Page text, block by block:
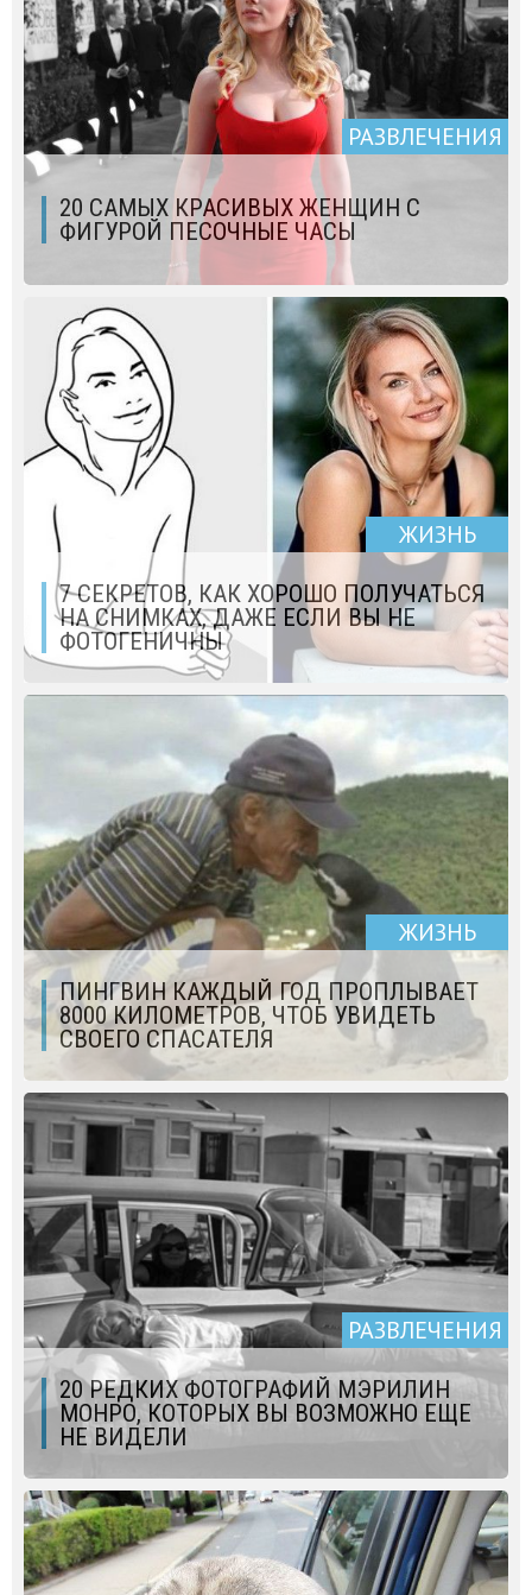
РАЗВЛЕЧЕНИЯ
20 САМЫХ КРАСИВЫХ ЖЕНЩИН С
ФИГУРОЙ ПЕСОЧНЫЕ ЧАСЫ
ЖИЗНЬ
7 СЕКРЕТОВ, КАК ХОРОШО ПОЛУЧАТЬСЯ
НА СНИМКАХ, ДАЖЕ ЕСЛИ ВЫ НЕ
ФОТОГЕНИЧНЫ
ЖИЗНЬ
ПИНГВИН КАЖДЫЙ ГОД ПРОПЛЫВАЕТ
8000 КИЛОМЕТРОВ, ЧТОБ УВИДЕТЬ
СВОЕГО СПАСАТЕЛЯ
РАЗВЛЕЧЕНИЯ
20 РЕДКИХ ФОТОГРАФИЙ МЭРИЛИН
МОНРО, КОТОРЫХ ВЫ ВОЗМОЖНО ЕЩЕ
НЕ ВИДЕЛИ